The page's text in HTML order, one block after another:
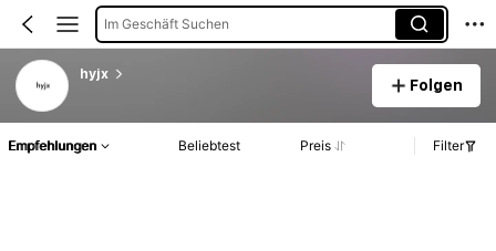
Im Geschäft Suchen
hyjx
Folgen
Empfehlungen Beliebtest Preis Filter